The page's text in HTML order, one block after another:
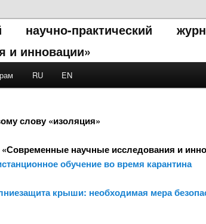
научно-практический
и инновации»
contentRU EN
слову «изоляция»
научные исследования и
обучение во время карантина
крыши: необходимая мера